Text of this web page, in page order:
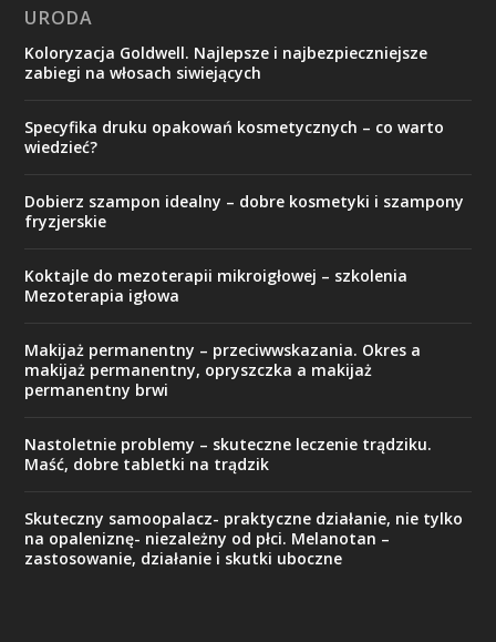
URODA
Koloryzacja Goldwell. Najlepsze i najbezpieczniejsze
zabiegi na włosach siwiejących
Specyfika druku opakowań kosmetycznych – co warto
wiedzieć?
Dobierz szampon idealny – dobre kosmetyki i szampony
fryzjerskie
Koktajle do mezoterapii mikroigłowej – szkolenia
Mezoterapia igłowa
Makijaż permanentny – przeciwwskazania. Okres a
makijaż permanentny, opryszczka a makijaż
permanentny brwi
Nastoletnie problemy – skuteczne leczenie trądziku.
Maść, dobre tabletki na trądzik
Skuteczny samoopalacz- praktyczne działanie, nie tylko
na opaleniznę- niezależny od płci. Melanotan –
zastosowanie, działanie i skutki uboczne